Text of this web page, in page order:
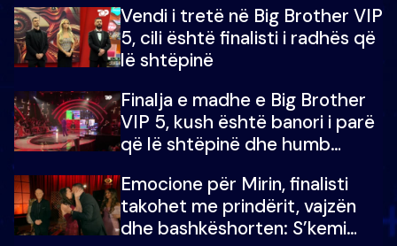
Vendi i tretë në Big Brother VIP
5, cili është finalisti i radhës që
lë shtëpinë
Finalja e madhe e Big Brother
VIP 5, kush është banori i parë
që lë shtëpinë dhe humb
çmimin e madh
Emocione për Mirin, finalisti
takohet me prindërit, vajzën
dhe bashkëshorten: S’kemi